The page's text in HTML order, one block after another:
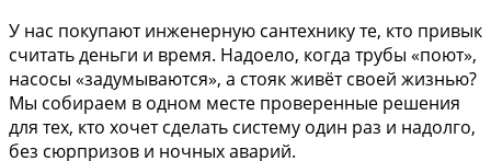
У нас покупают инженерную сантехнику те, кто привык
считать деньги и время. Надоело, когда трубы «поют»,
насосы «задумываются», а стояк живёт своей жизнью?
Мы собираем в одном месте проверенные решения
для тех, кто хочет сделать систему один раз и надолго,
без сюрпризов и ночных аварий.